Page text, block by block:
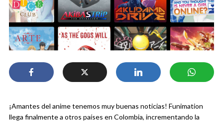
¡Amantes del anime tenemos muy buenas noticias! Funimation
llega finalmente a otros países en Colombia, incrementando la